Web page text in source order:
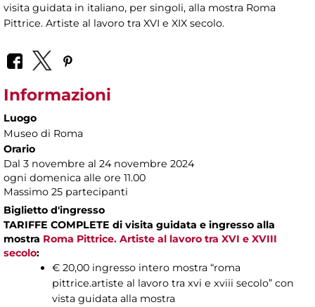
visita guidata in italiano, per singoli, alla mostra Roma
Pittrice. Artiste al lavoro tra XVI e XIX secolo.
Informazioni
Luogo
Museo di Roma
Orario
Dal 3 novembre al 24 novembre 2024
ogni domenica alle ore 11.00
Massimo 25 partecipanti
Biglietto d'ingresso
TARIFFE COMPLETE di visita guidata e ingresso alla
mostra Roma Pittrice. Artiste al lavoro tra XVI e XVIII
secolo:
€ 20,00 ingresso intero mostra “roma
pittrice.artiste al lavoro tra xvi e xviii secolo” con
vista guidata alla mostra